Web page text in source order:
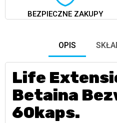
BEZPIECZNE ZAKUPY
OPIS
Life
Betaina
60kaps.